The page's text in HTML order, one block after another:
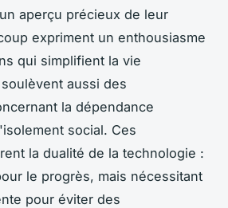
aperçu précieux de leur
expriment un enthousiasme
qui simplifient la vie
aussi des
la dépendance
social. Ces
la dualité de la technologie :
le progrès, mais nécessitant
pour éviter des